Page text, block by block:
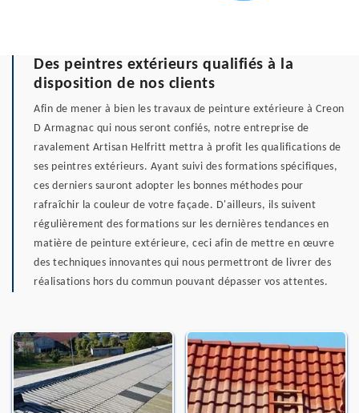
Des peintres extérieurs qualifiés à la
disposition de nos clients
Afin de mener à bien les travaux de peinture extérieure à Creon
D Armagnac qui nous seront confiés, notre entreprise de
ravalement Artisan Helfritt mettra à profit les qualifications de
ses peintres extérieurs. Ayant suivi des formations spécifiques,
ces derniers sauront adopter les bonnes méthodes pour
rafraîchir la couleur de votre façade. D'ailleurs, ils suivent
régulièrement des formations sur les dernières tendances en
matière de peinture extérieure, ceci afin de mettre en œuvre
des techniques innovantes qui nous permettront de livrer des
réalisations hors du commun pouvant dépasser vos attentes.